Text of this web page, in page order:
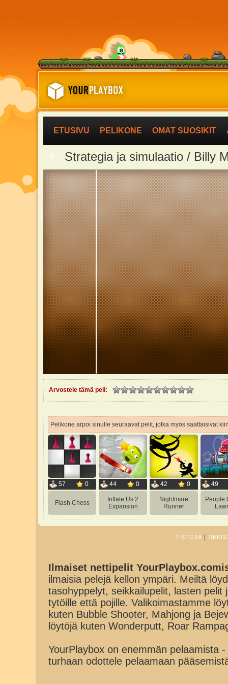
ETUSIVU PELIKONE OMAT SUOSIKIT
< Strategia ja simulaatio / Billy
Arvostele tämä peli:
Pelikone arpoi sinulle seuraavat pelit, jotka myös saattaisivat
57 0
Flash Chess
44 0
Inflate Us 2
Expansion
42 0
Nightmare
Runner
49
People
TIETOJA
Ilmaiset nettipelit
ilmaisia pelejä kellon ympäri. Meiltä
tasohyppelyt, seikkailupelit, lasten
tytöille että pojille. Valikoimastamme
kuten Bubble Shooter, Mahjong ja
löytöjä kuten Wonderputt, Roar
YourPlaybox on enemmän pelaamista
turhaan odottele pelaamaan